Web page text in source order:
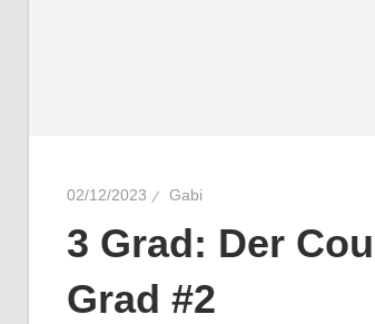
02/12/2023 Gabi
3 Grad: Der
Grad #2